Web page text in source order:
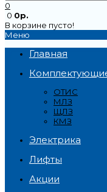
0
0 0р.
В корзине пусто!
Меню
Главная
ОТИС
МЛЗ
ЩЛЗ
КМЗ
Электрика
Лифты
Акции